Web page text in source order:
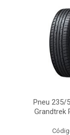
Pneu 235/
Grandtrek